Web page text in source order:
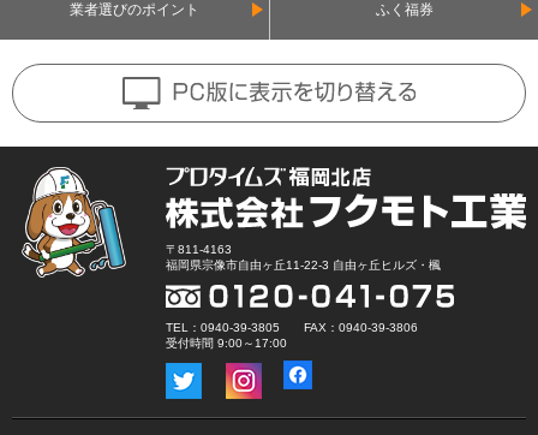
業者選びのポイント ふく福券
〒811-4163
福岡県宗像市自由ヶ丘11-22-3 自由ヶ丘ヒルズ・楓
TEL：0940-39-3805 FAX：0940-39-3806
受付時間 9:00～17:00